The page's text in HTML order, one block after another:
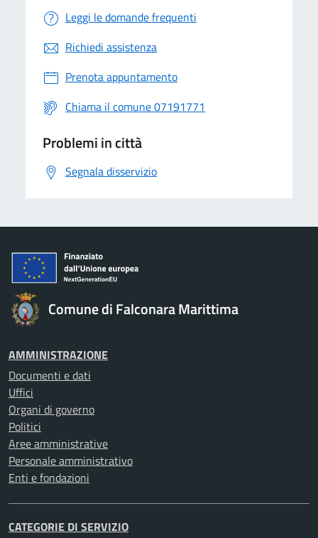
Leggi le domande frequenti
Richiedi assistenza
Prenota appuntamento
Chiama il comune 07191771
Problemi in città
Segnala disservizio
Comune di Falconara Marittima
AMMINISTRAZIONE
Documenti e dati
Uffici
Organi di governo
Politici
Aree amministrative
Personale amministrativo
Enti e fondazioni
CATEGORIE DI SERVIZIO